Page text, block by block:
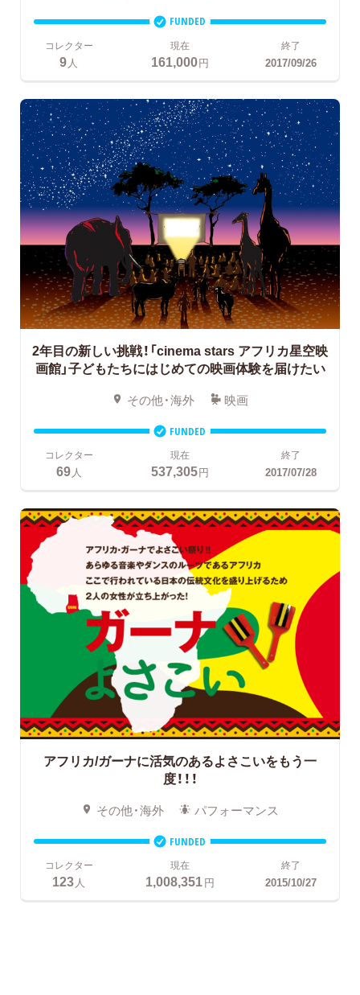
FUNDED
コレクター
9人
現在
161,000円
終了
2017/09/26
2年目の新しい挑戦！「cinema stars アフリカ星空映
画館」子どもたちにはじめての映画体験を届けたい
その他・海外 映画
FUNDED
コレクター
69人
現在
537,305円
終了
2017/07/28
アフリカ/ガーナに活気のあるよさこいをもう一
度！！！
その他・海外 パフォーマンス
FUNDED
コレクター
123人
現在
1,008,351円
終了
2015/10/27